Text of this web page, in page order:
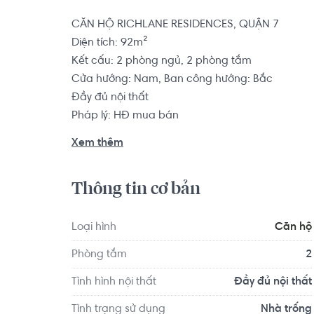
CĂN HỘ RICHLANE RESIDENCES, QUẬN 7
Diện tích: 92m²
Kết cấu: 2 phòng ngủ, 2 phòng tắm
Cửa hướng: Nam, Ban công hướng: Bắc
Đầy đủ nội thất
Pháp lý: HĐ mua bán
quanh như: Nha Khoa Kim - Nguyễn Thị Thập,
Xem thêm
Thông tin cơ bản
Loại hình Căn hộ
Phòng tắm 2
Tình hình nội thất Đầy đủ nội thất
Tình trạng sử dụng Nhà trống